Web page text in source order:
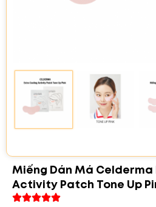
Miếng Dán Má
Activity Patch Tone Up